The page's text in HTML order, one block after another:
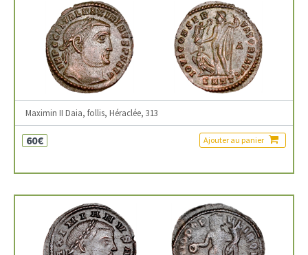
Maximin II Daia, follis, Héraclée, 313
60€ Ajouter au panier